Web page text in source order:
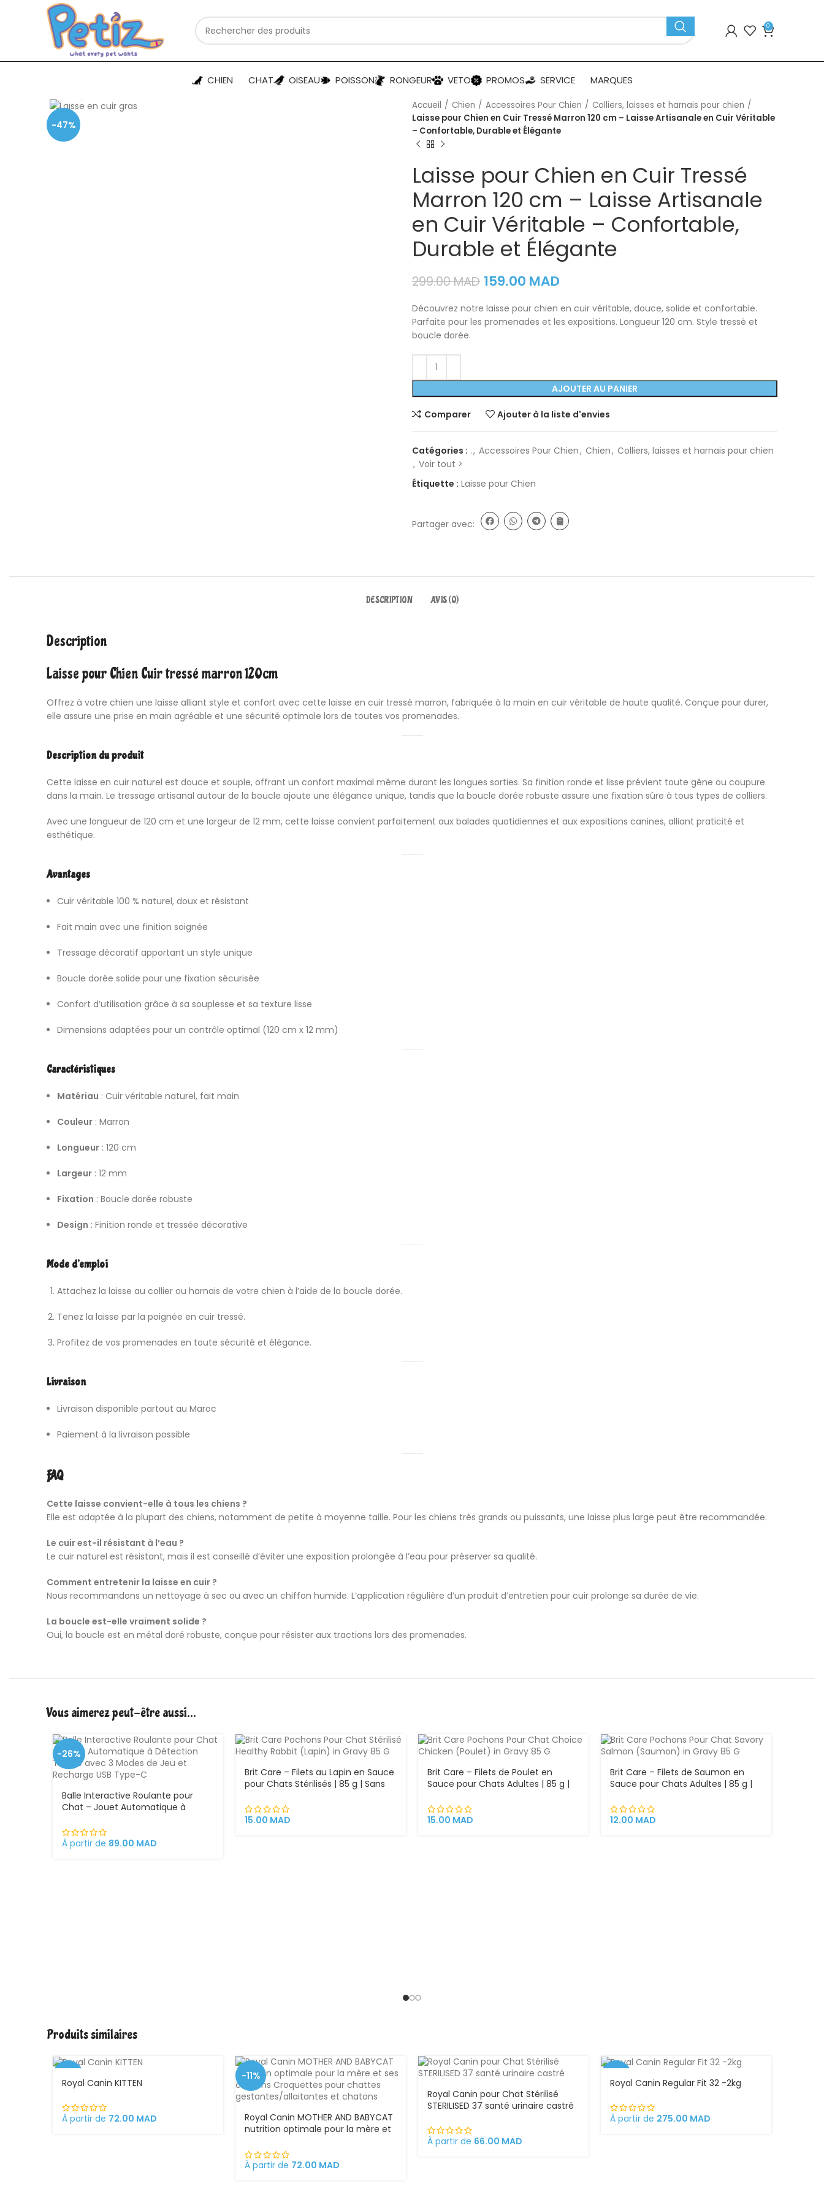
0
CHIEN CHAT OISEAU POISSON RONGEUR VETO PROMOS SERVICE MARQUES
-47%
Accueil Chien Accessoires Pour Chien
Colliers, laisses et harnais pour chien
Laisse pour Chien en Cuir Tressé Marron 120 cm – Laisse Artisanale en Cuir Véritable
– Confortable, Durable et Élégante
Laisse pour Chien en Cuir Tressé
Marron 120 cm – Laisse Artisanale
en Cuir Véritable – Confortable,
Durable et Élégante
299.00MAD 159.00 MAD
Découvrez notre laisse pour chien en cuir véritable, douce, solide et confortable.
Parfaite pour les promenades et les expositions. Longueur 120 cm. Style tressé et
boucle dorée.
AJOUTER AU PANIER
Comparer Ajouter à la liste d'envies
Catégories : ., Accessoires Pour Chien, Chien, Colliers, laisses et harnais pour chien
, Voir tout >
Étiquette : Laisse pour Chien
Partager avec:
DESCRIPTION AVIS (0)
Description
Laisse pour Chien Cuir tressé marron 120cm
Offrez à votre chien une laisse alliant style et confort avec cette laisse en cuir tressé marron, fabriquée à la main en cuir véritable de haute qualité. Conçue pour durer,
elle assure une prise en main agréable et une sécurité optimale lors de toutes vos promenades.
Description du produit
Cette laisse en cuir naturel est douce et souple, offrant un confort maximal même durant les longues sorties. Sa finition ronde et lisse prévient toute gêne ou coupure
dans la main. Le tressage artisanal autour de la boucle ajoute une élégance unique, tandis que la boucle dorée robuste assure une fixation sûre à tous types de colliers.
Avec une longueur de 120 cm et une largeur de 12 mm, cette laisse convient parfaitement aux balades quotidiennes et aux expositions canines, alliant praticité et
esthétique.
Avantages
Cuir véritable 100 % naturel, doux et résistant
Fait main avec une finition soignée
Tressage décoratif apportant un style unique
Boucle dorée solide pour une fixation sécurisée
Confort d’utilisation grâce à sa souplesse et sa texture lisse
Dimensions adaptées pour un contrôle optimal (120 cm x 12 mm)
Caractéristiques
Matériau : Cuir véritable naturel, fait main
Couleur : Marron
Longueur : 120 cm
Largeur : 12 mm
Fixation : Boucle dorée robuste
Design : Finition ronde et tressée décorative
Mode d’emploi
Attachez la laisse au collier ou harnais de votre chien à l’aide de la boucle dorée.
Tenez la laisse par la poignée en cuir tressé.
Profitez de vos promenades en toute sécurité et élégance.
Livraison
Livraison disponible partout au Maroc
Paiement à la livraison possible
FAQ
Cette laisse convient-elle à tous les chiens ?
Elle est adaptée à la plupart des chiens, notamment de petite à moyenne taille. Pour les chiens très grands ou puissants, une laisse plus large peut être recommandée.
Le cuir est-il résistant à l’eau ?
Le cuir naturel est résistant, mais il est conseillé d’éviter une exposition prolongée à l’eau pour préserver sa qualité.
Comment entretenir la laisse en cuir ?
Nous recommandons un nettoyage à sec ou avec un chiffon humide. L’application régulière d’un produit d’entretien pour cuir prolonge sa durée de vie.
La boucle est-elle vraiment solide ?
Oui, la boucle est en métal doré robuste, conçue pour résister aux tractions lors des promenades.
Vous aimerez peut-être aussi…
-26%
Balle Interactive Roulante pour
Chat – Jouet Automatique à
Jeu et Recharge USB Type-C
À partir de 89.00 MAD
Brit Care – Filets au Lapin en Sauce
pour Chats Stérilisés | 85 g | Sans
Capucine
15.00 MAD
Brit Care – Filets de Poulet en
Sauce pour Chats Adultes | 85 g |
et Capucine | Super Premium
15.00 MAD
Brit Care – Filets de Saumon en
Sauce pour Chats Adultes | 85 g |
et Capucine | Super Premium
12.00 MAD
Produits similaires
Royal Canin KITTEN
À partir de 72.00 MAD
-11%
Royal Canin MOTHER AND BABYCAT
nutrition optimale pour la mère et
chattes gestantes/allaitantes et
chatons
À partir de 72.00 MAD
Royal Canin pour Chat Stérilisé
STERILISED 37 santé urinaire castré
À partir de 66.00 MAD
Royal Canin Regular Fit 32 -2kg
À partir de 275.00 MAD